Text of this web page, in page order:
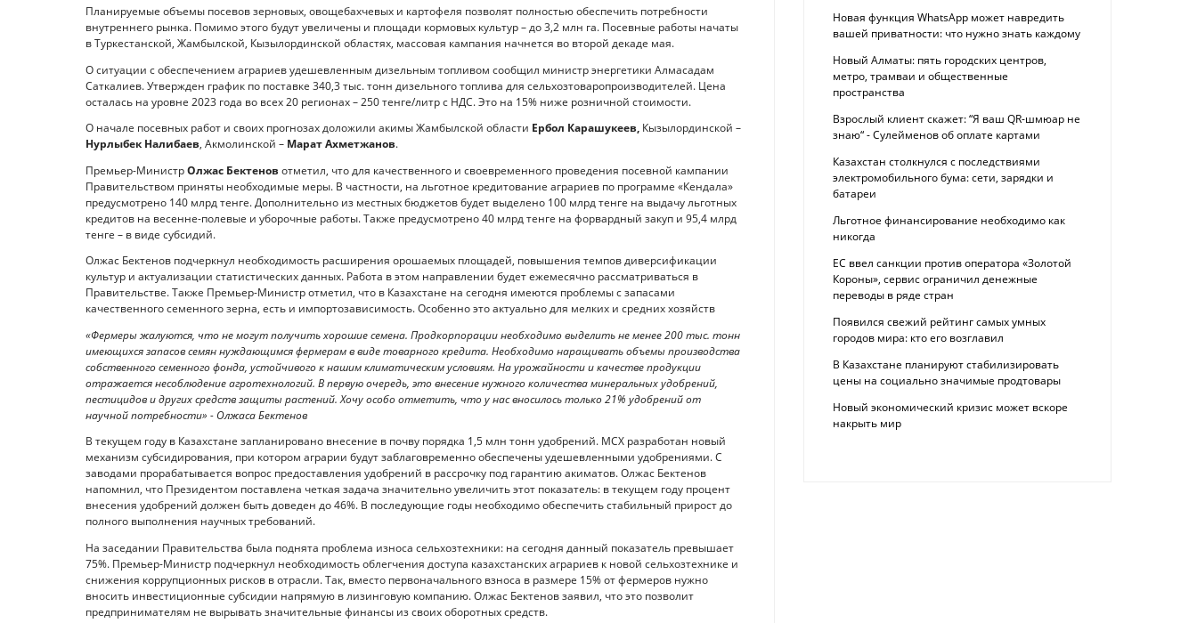
Планируемые объемы посевов зерновых, овощебахчевых и картофеля позволят полностью обеспечить потребности
внутреннего рынка. Помимо этого будут увеличены и площади кормовых культур – до 3,2 млн га. Посевные работы начаты
в Туркестанской, Жамбылской, Кызылординской областях, массовая кампания начнется во второй декаде мая.
О ситуации с обеспечением аграриев удешевленным дизельным топливом сообщил министр энергетики Алмасадам
Саткалиев. Утвержден график по поставке 340,3 тыс. тонн дизельного топлива для сельхозтоваропроизводителей. Цена
осталась на уровне 2023 года во всех 20 регионах – 250 тенге/литр с НДС. Это на 15% ниже розничной стоимости.
О начале посевных работ и своих прогнозах доложили акимы Жамбылской области Ербол Карашукеев, Кызылординской –
Нурлыбек Налибаев, Акмолинской – Марат Ахметжанов.
Премьер-МинистрОлжас Бектенов отметил, что для качественного и своевременного проведения посевной кампании
Правительством приняты необходимые меры. В частности, на льготное кредитование аграриев по программе «Кендала»
предусмотрено 140 млрд тенге. Дополнительно из местных бюджетов будет выделено 100 млрд тенге на выдачу льготных
кредитов на весенне-полевые и уборочные работы. Также предусмотрено 40 млрд тенге на форвардный закуп и 95,4 млрд
тенге – в виде субсидий.
Олжас Бектенов подчеркнул необходимость расширения орошаемых площадей, повышения темпов диверсификации
культур и актуализации статистических данных. Работа в этом направлении будет ежемесячно рассматриваться в
Правительстве. Также Премьер-Министр отметил, что в Казахстане на сегодня имеются проблемы с запасами
качественного семенного зерна, есть и импортозависимость. Особенно это актуально для мелких и средних хозяйств
«Фермеры жалуются, что не могут получить хорошие семена. Продкорпорации необходимо выделить не менее 200 тыс. тонн
имеющихся запасов семян нуждающимся фермерам в виде товарного кредита. Необходимо наращивать объемы производства
собственного семенного фонда, устойчивого к нашим климатическим условиям. На урожайности и качестве продукции
отражается несоблюдение агротехнологий. В первую очередь, это внесение нужного количества минеральных удобрений,
пестицидов и других средств защиты растений. Хочу особо отметить, что у нас вносилось только 21% удобрений от
научной потребности» - Олжаса Бектенов
В текущем году в Казахстане запланировано внесение в почву порядка 1,5 млн тонн удобрений. МСХ разработан новый
механизм субсидирования, при котором аграрии будут заблаговременно обеспечены удешевленными удобрениями. С
заводами прорабатывается вопрос предоставления удобрений в рассрочку под гарантию акиматов. Олжас Бектенов
напомнил, что Президентом поставлена четкая задача значительно увеличить этот показатель: в текущем году процент
внесения удобрений должен быть доведен до 46%. В последующие годы необходимо обеспечить стабильный прирост до
полного выполнения научных требований.
На заседании Правительства была поднята проблема износа сельхозтехники: на сегодня данный показатель превышает
75%. Премьер-Министр подчеркнул необходимость облегчения доступа казахстанских аграриев к новой сельхозтехнике и
снижения коррупционных рисков в отрасли. Так, вместо первоначального взноса в размере 15% от фермеров нужно
вносить инвестиционные субсидии напрямую в лизинговую компанию. Олжас Бектенов заявил, что это позволит
предпринимателям не вырывать значительные финансы из своих оборотных средств.
Новая функция WhatsApp может навредить
вашей приватности: что нужно знать каждому
Новый Алматы: пять городских центров,
метро, трамваи и общественные
пространства
Взрослый клиент скажет: “Я ваш QR-шмюар не
знаю“ - Сулейменов об оплате картами
Казахстан столкнулся с последствиями
электромобильного бума: сети, зарядки и
батареи
Льготное финансирование необходимо как
никогда
ЕС ввел санкции против оператора «Золотой
Короны», сервис ограничил денежные
переводы в ряде стран
Появился свежий рейтинг самых умных
городов мира: кто его возглавил
В Казахстане планируют стабилизировать
цены на социально значимые продтовары
Новый экономический кризис может вскоре
накрыть мир